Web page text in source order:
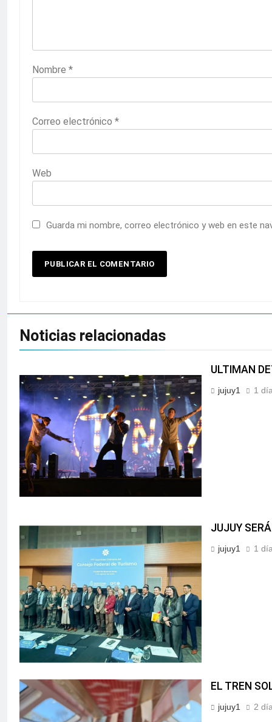
Nombre *
Correo electrónico *
Web
Guarda mi nombre, correo electrónico y web en este
Noticias relacionadas
ULTIMAN
jujuy1 1
JUJUY
jujuy1 1
EL TREN
jujuy1 2